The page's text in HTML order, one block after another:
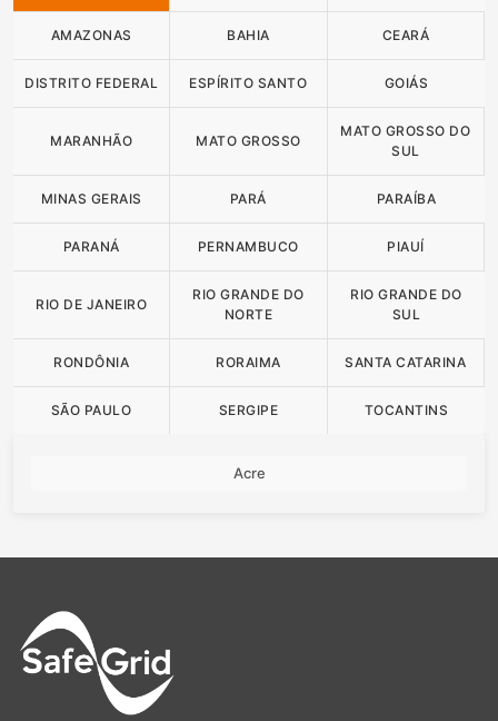
AMAZONAS BAHIA CEARÁ
DISTRITO FEDERAL ESPÍRITO SANTO GOIÁS
MARANHÃO MATO GROSSO
MATO GROSSO DO
SUL
MINAS GERAIS PARÁ PARAÍBA
PARANÁ PERNAMBUCO PIAUÍ
RIO DE JANEIRO
RIO GRANDE DO
NORTE
RIO GRANDE DO
SUL
RONDÔNIA RORAIMA SANTA CATARINA
SÃO PAULO SERGIPE TOCANTINS
Acre